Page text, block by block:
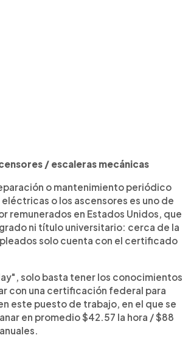
/ escaleras mecánicas
o mantenimiento periódico
o los ascensores es uno de
remunerados en Estados Unidos, que
ni título universitario: cerca de la
solo cuenta con el certificado
solo basta tener los conocimientos
con una certificación federal para
este puesto de trabajo, en el que se
en promedio $42.57 la hora / $88